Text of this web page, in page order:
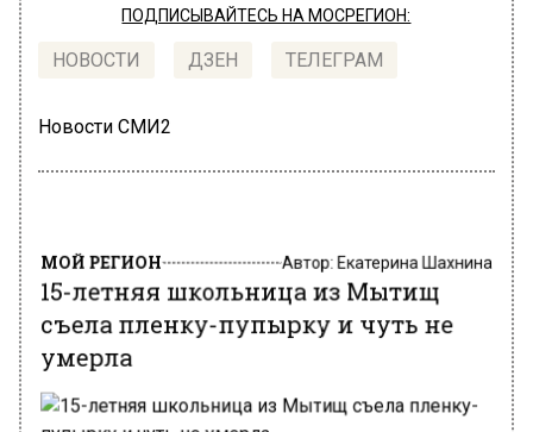
ПОДПИСЫВАЙТЕСЬ НА МОСРЕГИОН:
НОВОСТИ ДЗЕН ТЕЛЕГРАМ
Новости СМИ2
МОЙ РЕГИОН Автор: Екатерина Шахнина
15-летняя школьница из Мытищ
съела пленку-пупырку и чуть не
умерла